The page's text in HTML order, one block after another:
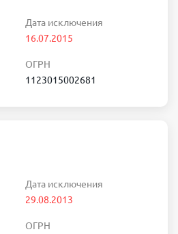
Дата исключения
16.07.2015
ОГРН
1123015002681
Дата исключения
29.08.2013
ОГРН